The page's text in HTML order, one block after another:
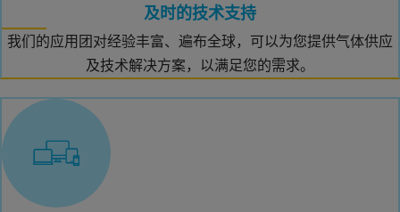
及时的技术支持
我们的应用团对经验丰富、遍布全球，可以为您提供气体供应
及技术解决方案，以满足您的需求。